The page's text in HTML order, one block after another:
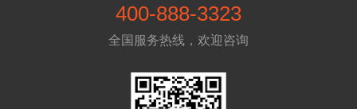
400-888-3323
全国服务热线，欢迎咨询